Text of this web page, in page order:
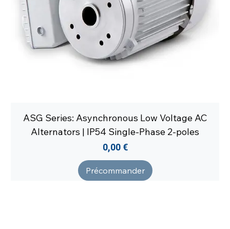
ASG Series: Asynchronous Low Voltage AC
Alternators | IP54 Single-Phase 2-poles
Prix
0,00 €
Précommander